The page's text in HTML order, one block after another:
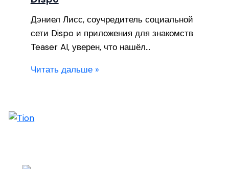
Дэниел Лисс, соучредитель социальной
сети Dispo и приложения для знакомств
Teaser AI, уверен, что нашёл…
Читать дальше »